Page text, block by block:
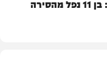
טרגדיה בנהר הירדן: בן 11 נפל מהסירה